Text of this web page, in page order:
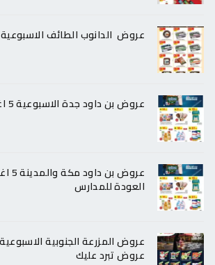
عروض الدانوب الطائف الاسبوعية 5 اغسطس 2026
عروض بن داود جدة الاسبوعية 5 اغسطس 2026
العودة للمدارس
عروض تبرد عليك